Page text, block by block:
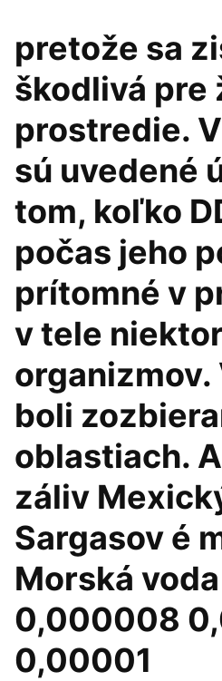
pretože sa
škodlivá pre
prostredie.
sú uvedené
tom, koľko
počas jeho
prítomné v
v tele
boli
oblastiach.
záliv
Sargasov é
Morská voda
0,000008
0,00001